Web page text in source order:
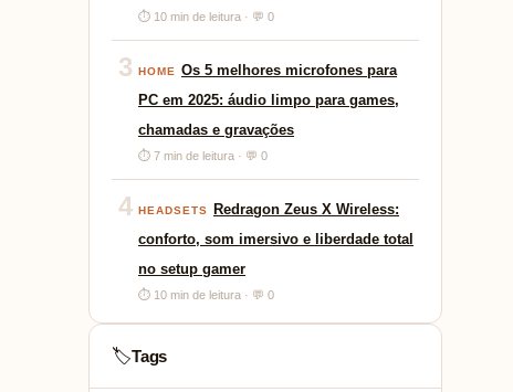
⏱ 10 min de leitura · 💬 0
3 HOME
Os 5 melhores microfones para
PC em 2025: áudio limpo para games,
chamadas e gravações
⏱ 7 min de leitura · 💬 0
4 HEADSETS
Redragon Zeus X Wireless:
conforto, som imersivo e liberdade total
no setup gamer
⏱ 10 min de leitura · 💬 0
🏷️Tags